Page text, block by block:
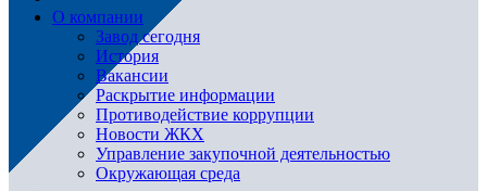
О компании
Завод сегодня
История
Вакансии
Раскрытие информации
Противодействие коррупции
Новости ЖКХ
Управление закупочной деятельностью
Окружающая среда